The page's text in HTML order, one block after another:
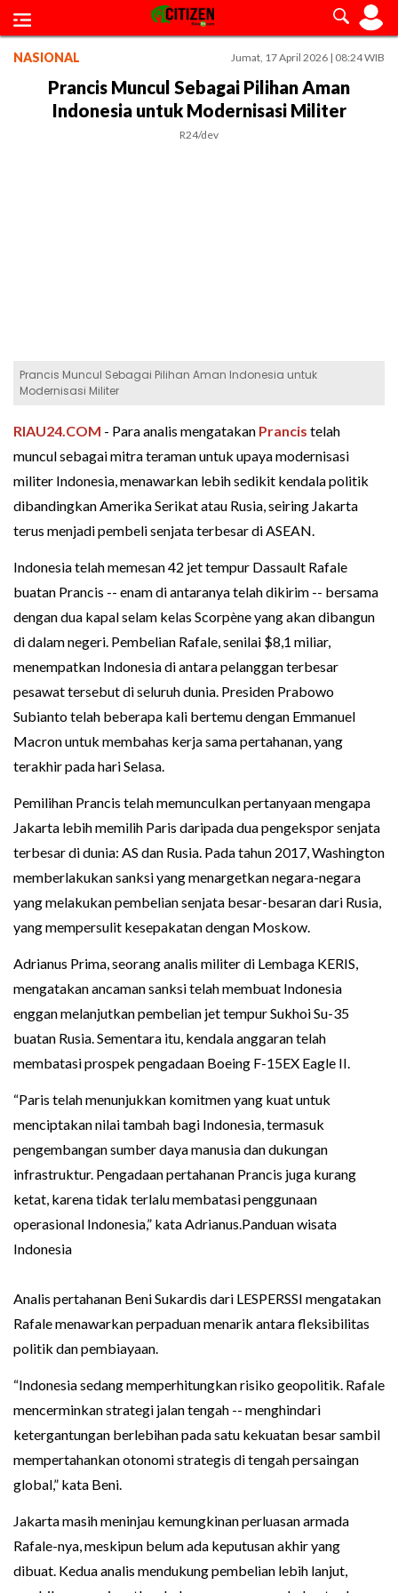
NASIONAL Jumat, 17 April 2026 | 08:24 WIB
Prancis Muncul Sebagai Pilihan Aman
Indonesia untuk Modernisasi Militer
R24/dev
Prancis Muncul Sebagai Pilihan Aman Indonesia untuk
Modernisasi Militer
RIAU24.COM - Para analis mengatakan Prancis telah
muncul sebagai mitra teraman untuk upaya modernisasi
militer Indonesia, menawarkan lebih sedikit kendala politik
dibandingkan Amerika Serikat atau Rusia, seiring Jakarta
terus menjadi pembeli senjata terbesar di ASEAN.
Indonesia telah memesan 42 jet tempur Dassault Rafale
buatan Prancis -- enam di antaranya telah dikirim -- bersama
dengan dua kapal selam kelas Scorpène yang akan dibangun
di dalam negeri. Pembelian Rafale, senilai $8,1 miliar,
menempatkan Indonesia di antara pelanggan terbesar
pesawat tersebut di seluruh dunia. Presiden Prabowo
Subianto telah beberapa kali bertemu dengan Emmanuel
Macron untuk membahas kerja sama pertahanan, yang
terakhir pada hari Selasa.
Pemilihan Prancis telah memunculkan pertanyaan mengapa
Jakarta lebih memilih Paris daripada dua pengekspor senjata
terbesar di dunia: AS dan Rusia. Pada tahun 2017, Washington
memberlakukan sanksi yang menargetkan negara-negara
yang melakukan pembelian senjata besar-besaran dari Rusia,
yang mempersulit kesepakatan dengan Moskow.
Adrianus Prima, seorang analis militer di Lembaga KERIS,
mengatakan ancaman sanksi telah membuat Indonesia
enggan melanjutkan pembelian jet tempur Sukhoi Su-35
buatan Rusia. Sementara itu, kendala anggaran telah
membatasi prospek pengadaan Boeing F-15EX Eagle II.
“Paris telah menunjukkan komitmen yang kuat untuk
menciptakan nilai tambah bagi Indonesia, termasuk
pengembangan sumber daya manusia dan dukungan
infrastruktur. Pengadaan pertahanan Prancis juga kurang
ketat, karena tidak terlalu membatasi penggunaan
operasional Indonesia,” kata Adrianus.Panduan wisata
Indonesia
Analis pertahanan Beni Sukardis dari LESPERSSI mengatakan
Rafale menawarkan perpaduan menarik antara fleksibilitas
politik dan pembiayaan.
“Indonesia sedang memperhitungkan risiko geopolitik. Rafale
mencerminkan strategi jalan tengah -- menghindari
ketergantungan berlebihan pada satu kekuatan besar sambil
mempertahankan otonomi strategis di tengah persaingan
global,” kata Beni.
Jakarta masih meninjau kemungkinan perluasan armada
Rafale-nya, meskipun belum ada keputusan akhir yang
dibuat. Kedua analis mendukung pembelian lebih lanjut,